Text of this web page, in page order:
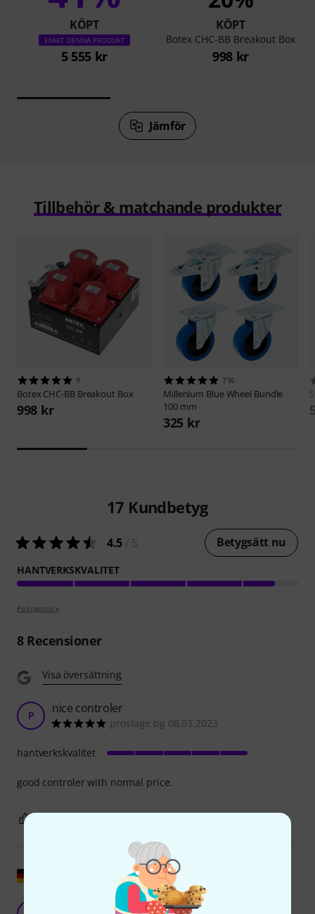
KÖPT
EXAKT DENNA PRODUKT
5 555 kr
KÖPT
Botex CHC-BB Breakout Box
998 kr
Jämför
Tillbehör & matchande produkter
9
Botex CHC-BB Breakout Box
998 kr
716
Millenium Blue Wheel Bundle
100 mm
325 kr
17 Kundbetyg
4.5 Betygsätt nu
HANTVERKSKVALITET
Poängpolicy
8Recensioner
Visa översättning
P nice controler
prostage.bg 08.03.2023
good controler with normal price.
hantverkskvalitet
Faktiskt ganska bra…